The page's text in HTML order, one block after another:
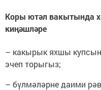
Коры ютәл вакытында
киңәшләре
– какырык яхшы
эчеп торыгыз;
– бүлмәләрне даими